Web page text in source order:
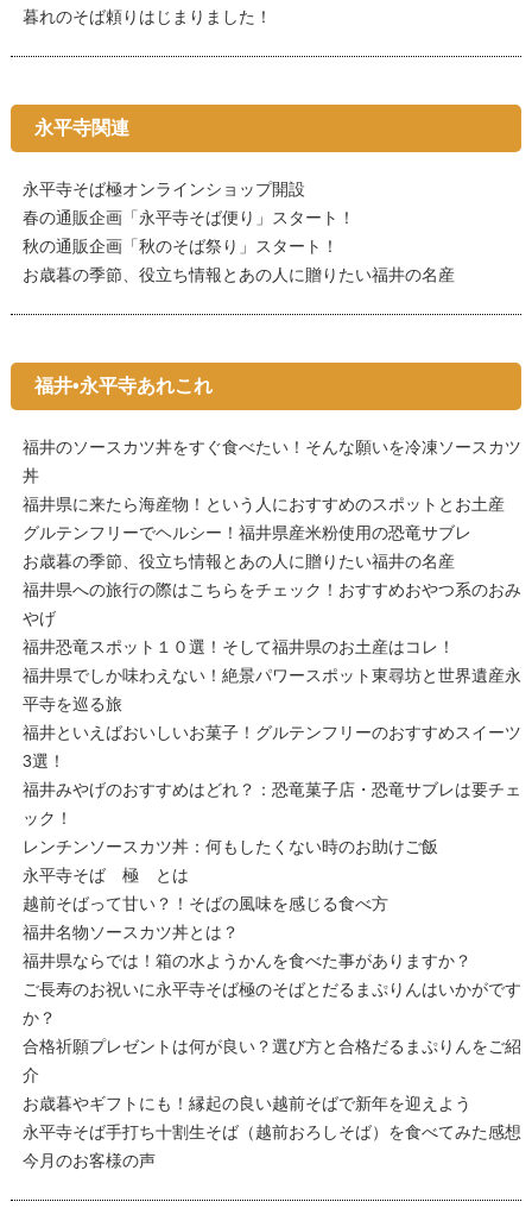
暮れのそば頼りはじまりました！
永平寺関連
永平寺そば極オンラインショップ開設
春の通販企画「永平寺そば便り」スタート！
秋の通販企画「秋のそば祭り」スタート！
お歳暮の季節、役立ち情報とあの人に贈りたい福井の名産
福井•永平寺あれこれ
福井のソースカツ丼をすぐ食べたい！そんな願いを冷凍ソースカツ
丼
福井県に来たら海産物！という人におすすめのスポットとお土産
グルテンフリーでヘルシー！福井県産米粉使用の恐竜サブレ
お歳暮の季節、役立ち情報とあの人に贈りたい福井の名産
福井県への旅行の際はこちらをチェック！おすすめおやつ系のおみ
やげ
福井恐竜スポット１０選！そして福井県のお土産はコレ！
福井県でしか味わえない！絶景パワースポット東尋坊と世界遺産永
平寺を巡る旅
福井といえばおいしいお菓子！グルテンフリーのおすすめスイーツ
3選！
福井みやげのおすすめはどれ？：恐竜菓子店・恐竜サブレは要チェ
ック！
レンチンソースカツ丼：何もしたくない時のお助けご飯
永平寺そば 極 とは
越前そばって甘い？！そばの風味を感じる食べ方
福井名物ソースカツ丼とは？
福井県ならでは！箱の水ようかんを食べた事がありますか？
ご長寿のお祝いに永平寺そば極のそばとだるまぷりんはいかがです
か？
合格祈願プレゼントは何が良い？選び方と合格だるまぷりんをご紹
介
お歳暮やギフトにも！縁起の良い越前そばで新年を迎えよう
永平寺そば手打ち十割生そば（越前おろしそば）を食べてみた感想
今月のお客様の声